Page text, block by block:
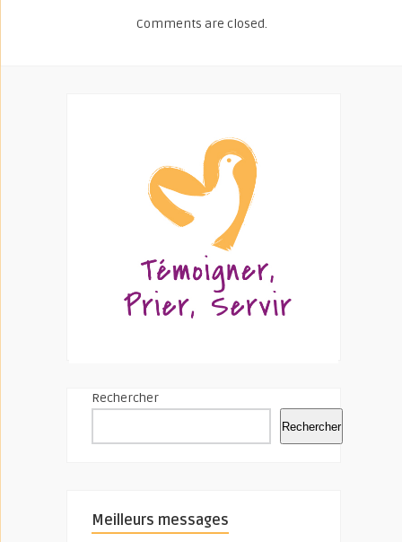
Comments are closed.
Rechercher
Rechercher
Meilleurs messages